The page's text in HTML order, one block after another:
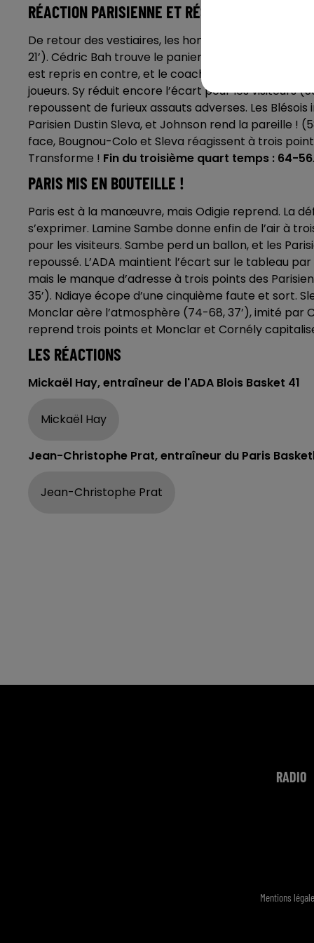
RÉACTION PARISIENNE ET RÉSISTANCE BLÉSOISE
De retour des vestiaires, les hommes de la
21’). Cédric Bah trouve le panier pour l’ADA, et
est repris en contre, et le coach blésois Mickaël
joueurs. Sy réduit encore l’écart pour les visiteurs
repoussent de furieux assauts adverses. Les
Parisien Dustin Sleva, et Johnson rend la pareille !
face, Bougnou-Colo et Sleva réagissent à trois
Transforme ! Fin du troisième quart temps : 64-56.
PARIS MIS EN BOUTEILLE !
Paris est à la manœuvre, mais Odigie reprend. La
s’exprimer. Lamine Sambe donne enfin de l’air à
pour les visiteurs. Sambe perd un ballon, et les
repoussé. L’ADA maintient l’écart sur le tableau
mais le manque d’adresse à trois points des
35’). Ndiaye écope d’une cinquième faute et sort.
Monclar aère l’atmosphère (74-68, 37’), imité par
reprend trois points et Monclar et Cornély
LES RÉACTIONS
Mickaël Hay, entraîneur de l'ADA Blois Basket 41
Mickaël Hay
Jean-Christophe Prat, entraîneur du Paris
Jean-Christophe Prat
RADIO
Mentions